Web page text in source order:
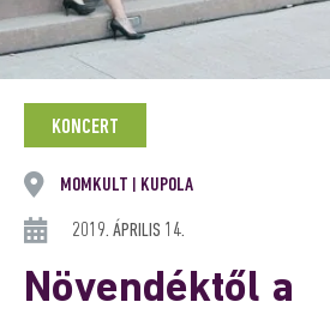
KONCERT
MOMKULT KUPOLA
2019. ÁPRILIS 14.
Növendéktől a